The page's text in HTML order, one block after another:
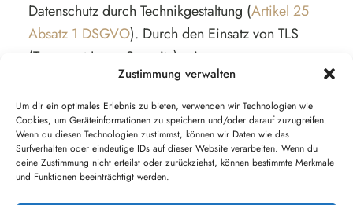
Zustimmung verwalten
Um dir ein optimales Erlebnis zu bieten, verwenden wir Technologien wie
Cookies, um Geräteinformationen zu speichern und/oder darauf zuzugreifen.
Wenn du diesen Technologien zustimmst, können wir Daten wie das
Surfverhalten oder eindeutige IDs auf dieser Website verarbeiten. Wenn du
deine Zustimmung nicht erteilst oder zurückziehst, können bestimmte Merkmale
und Funktionen beeinträchtigt werden.
Datenschutz durch Technikgestaltung (Artikel 25
Absatz 1 DSGVO). Durch den Einsatz von TLS
(Transport Layer Security), einem
Verschlüsselungsprotokoll zur sicheren
Datenübertragung im Internet, können wir den
Schutz vertraulicher Daten sicherstellen.
Sie erkennen die Benutzung dieser Absicherung
der Datenübertragung am kleinen Schlosssymbol